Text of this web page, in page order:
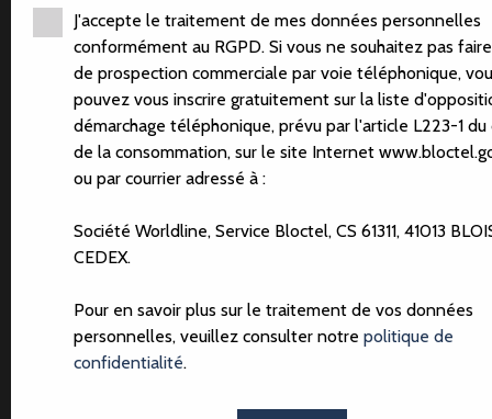
+ de photos
À LOUER – SUPERBE T4 EN
DUPLEX AU PIED DE LA
1 350
J'accepte le traitement de mes données personnelles
conformément au RGPD. Si vous ne souhaitez pas
de prospection commerciale par voie téléphonique,
pouvez vous inscrire gratuitement sur la liste
démarchage téléphonique, prévu par l'article L223-1 du
de la consommation, sur le site Internet
ou par courrier adressé à :
Société Worldline, Service Bloctel, CS 61311, 41013
CEDEX.
Pour en savoir plus sur le traitement de vos données
personnelles, veuillez consulter notre politique de
confidentialité.